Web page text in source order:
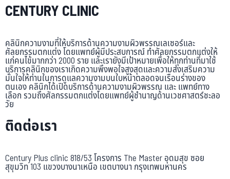
CENTURY CLINIC
คลินิกความงามที่ให้บริการด้านความงามผิวพรรณเลเซอร์และ
ศัลยกรรมตกแต่ง โดยแพทย์ผู้มีประสบการณ์ ทำศัลยกรรมตกแต่งให้
แก่คนไข้มากกว่า 2000 ราย และเรายังมีเป้าหมายเพื่อให้ทุกท่านที่มาใช้
บริการคลินิกของเราเกิดความพึงพอใจสูงสุดและความส่งเสริมความ
มั่นใจให้ท่านในการดูแลความงามบนใบหน้าตลอดจนเรือนร่างของ
ตนเอง คลินิกได้เปิดบริการด้านความงามผิวพรรณ และ แพทย์ทาง
เลือก รวมถึงศัลกรรมตกแต่งโดยแพทย์ผู้ชำนาญด้านเวชศาสตร์ชะลอ
วัย
ติดต่อเรา
Century Plus clinic 818/53 โครงการ The Master อุดมสุข ซอย
สุขุมวิท 103 แขวงบางนาเหนือ เขตบางนา กรุงเทพมหานคร